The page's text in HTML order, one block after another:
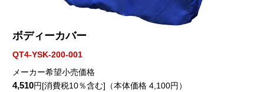
ボディーカバー
QT4-YSK-200-001
メーカー希望小売価格
4,510円[消費税10％含む]（本体価格 4,100円）